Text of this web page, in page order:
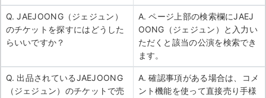
Q. JAEJOONG（ジェジュン）
のチケットを探すにはどうした
らいいですか？
A. ページ上部の検索欄にJAEJ
OONG（ジェジュン）と入力い
ただくと該当の公演を検索でき
ます。
Q. 出品されているJAEJOONG
（ジェジュン）のチケットで売
A. 確認事項がある場合は、コメ
ント機能を使って直接売り手様